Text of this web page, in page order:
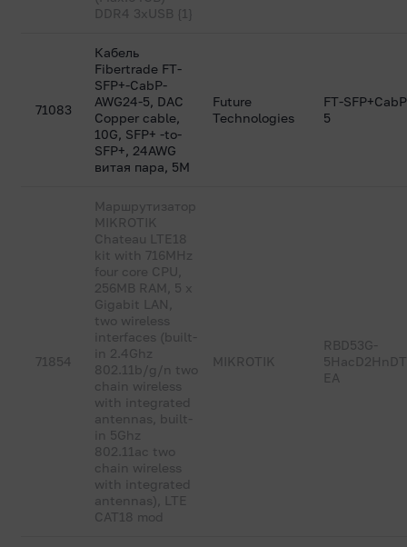
DDR4 3xUSB {1}
71083
Кабель
Fibertrade FT-
SFP+-CabP-
AWG24-5, DAC
Copper cable,
10G, SFP+ -to-
SFP+, 24AWG
витая пара, 5M
Future
Technologies
FT-
5
71854
Маршрутизатор
MIKROTIK
Chateau LTE18
kit with 716MHz
four core CPU,
256MB RAM, 5 x
Gigabit LAN,
two wireless
interfaces (built-
in 2.4Ghz
802.11b/g/n two
chain wireless
with integrated
antennas, built-
in 5Ghz
802.11ac two
chain wireless
with integrated
antennas), LTE
CAT18 mod
MIKROTIK
RBD53G-
EA